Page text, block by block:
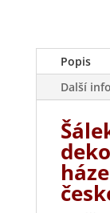
Popis
Další